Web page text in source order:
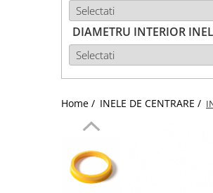
DIAMETRU INTERIOR
Home / INELE DE CENTRARE /